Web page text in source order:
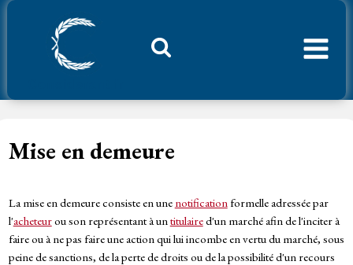
Aller
Mise en demeure
La mise en demeure consiste en une notification formelle adressée par
l'acheteurou son représentant à un titulaired'un marché afin de l'inciter à
faire ou à ne pas faire une action qui lui incombe en vertu du marché, sous
peine de sanctions, de la perte de droits ou de la possibilité d'un recours